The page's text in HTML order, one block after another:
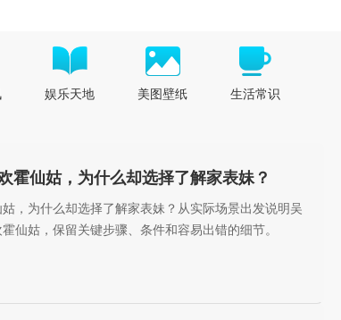
娱乐天地 美图壁纸 生活常识
霍仙姑，为什么却选择了解家表妹？
，为什么却选择了解家表妹？从实际场景出发说明吴
仙姑，保留关键步骤、条件和容易出错的细节。